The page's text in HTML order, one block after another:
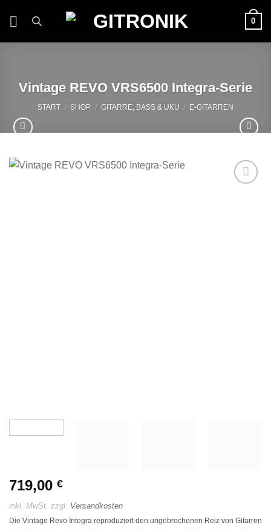
0
Vintage REVO VRS6500 Integra-Serie
START / SHOP / GITARRE, BASS & UKU / E-GITARREN
719,00 €
inkl. MwSt. zzgl. Versandkosten
Die Vintage Revo Integra reproduziert den ungebrochenen Reiz von Gitarren